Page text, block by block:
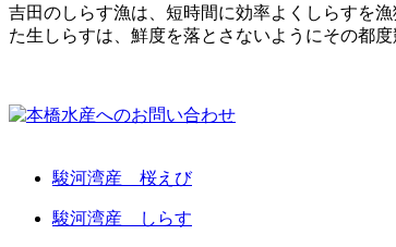
吉田のしらす漁は、短時間に効率よくしらすを
た生しらすは、鮮度を落とさないようにその都度
駿河湾産 桜えび
駿河湾産 しらす